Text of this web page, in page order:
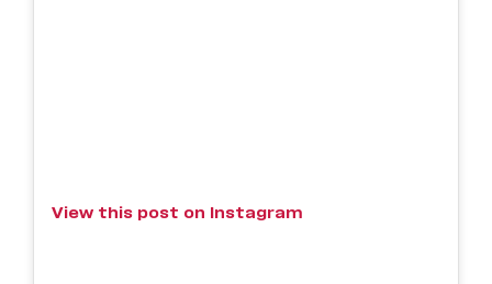
View this post on Instagram